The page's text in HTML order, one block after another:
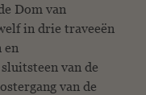
Dom van
in drie traveeën
en
van de
van de